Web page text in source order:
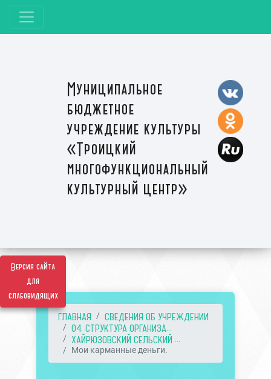
Версия сайта
для
слабовидящих
Муниципальное
бюджетное
учреждение культуры
«Троицкий
многофункциональный
культурный центр»
ГЛАВНАЯ
СВЕДЕНИЯ ОБ УЧРЕЖДЕНИИ
04. СТРУКТУРА ОРГАНИЗА...
ХАЙРЮЗОВСКИЙ СЕЛЬСКИЙ ...
Мои карманные деньги.